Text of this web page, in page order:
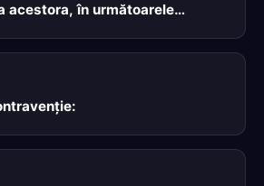
acestora, în următoarele